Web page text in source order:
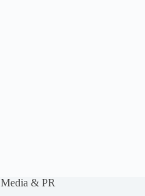
Media & PR